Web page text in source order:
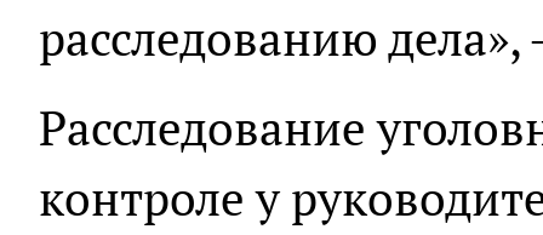
расследованию
Расследование
контроле у